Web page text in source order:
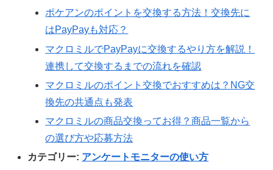
ポケアンのポイントを交換する方法！交換先に
はPayPayも対応？
マクロミルでPayPayに交換するやり方を解説！
連携して交換するまでの流れを確認
マクロミルのポイント交換でおすすめは？NG交
換先の共通点も発表
マクロミルの商品交換ってお得？商品一覧から
の選び方や応募方法
カテゴリー: アンケートモニターの使い方